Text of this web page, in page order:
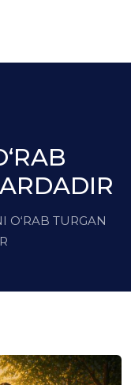
O‘RAB TURGAN